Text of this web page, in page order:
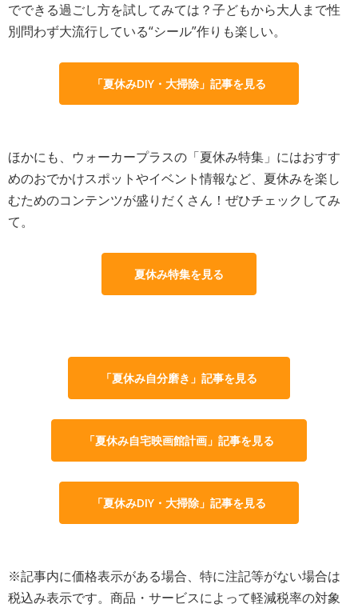
でできる過ごし方を試してみては？子どもから大人まで性
別問わず大流行している“シール”作りも楽しい。
「夏休みDIY・大掃除」記事を見る
ほかにも、ウォーカープラスの「夏休み特集」にはおすす
めのおでかけスポットやイベント情報など、夏休みを楽し
むためのコンテンツが盛りだくさん！ぜひチェックしてみ
て。
夏休み特集を見る
「夏休み自分磨き」記事を見る
「夏休み自宅映画館計画」記事を見る
「夏休みDIY・大掃除」記事を見る
※記事内に価格表示がある場合、特に注記等がない場合は
税込み表示です。商品・サービスによって軽減税率の対象